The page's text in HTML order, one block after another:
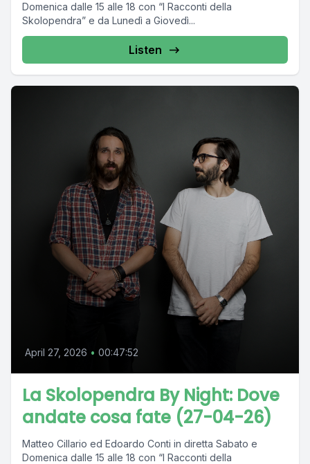
Domenica dalle 15 alle 18 con “I Racconti della
Skolopendra” e da Lunedì a Giovedì...
Listen
April 27, 2026 • 00:47:52
La Skolopendra By Night: Dove
andate cosa fate (27-04-26)
Matteo Cillario ed Edoardo Conti in diretta Sabato e
Domenica dalle 15 alle 18 con “I Racconti della